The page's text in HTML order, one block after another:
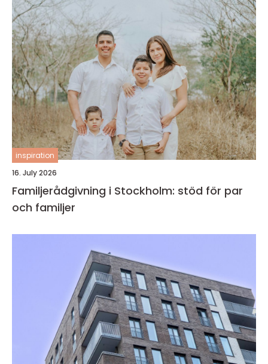
inspiration
16. July 2026
Familjerådgivning i Stockholm: stöd för par
och familjer